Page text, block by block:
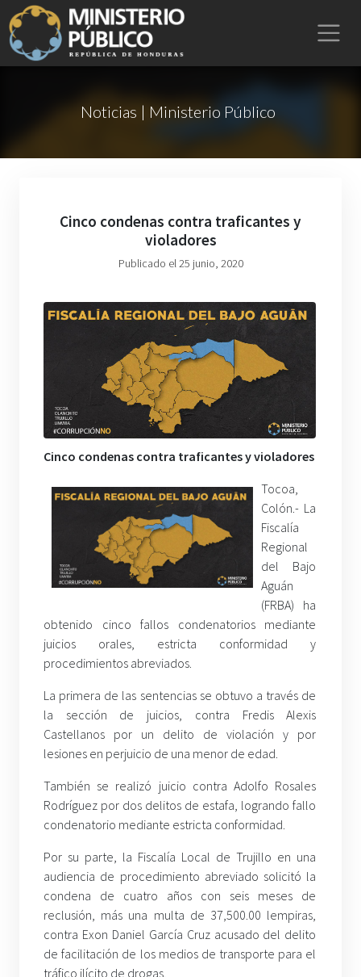
Noticias | Ministerio Público
Cinco condenas contra traficantes y
violadores
Publicado el 25 junio, 2020
Cinco condenas contra traficantes y violadores
Tocoa,
Colón.- La
Fiscalía
Regional
del Bajo
Aguán
(FRBA) ha
obtenido cinco fallos condenatorios mediante
juicios orales, estricta conformidad y
procedimientos abreviados.
La primera de las sentencias se obtuvo a través de
la sección de juicios, contra Fredis Alexis
Castellanos por un delito de violación y por
lesiones en perjuicio de una menor de edad.
También se realizó juicio contra Adolfo Rosales
Rodríguez por dos delitos de estafa, logrando fallo
condenatorio mediante estricta conformidad.
Por su parte, la Fiscalía Local de Trujillo en una
audiencia de procedimiento abreviado solicitó la
condena de cuatro años con seis meses de
reclusión, más una multa de 37,500.00 lempiras,
contra Exon Daniel García Cruz acusado del delito
de facilitación de los medios de transporte para el
tráfico ilícito de drogas.